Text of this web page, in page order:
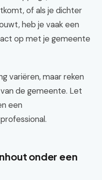
of als je dichter
heb je vaak een
op met je gemeente
variëren, maar reken
de gemeente. Let
een
onder een